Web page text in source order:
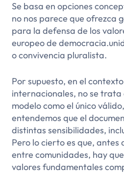
Se basa en opciones
no nos parece que ofrezca
para la defensa de los
europeo de democracia.
oconvivencia pluralista.
Por supuesto, en el
internacionales, no se
modelo como el único
entendemos que el
distintas sensibilidades,
Pero lo cierto es que, antes
entre comunidades, hay
valores fundamentales